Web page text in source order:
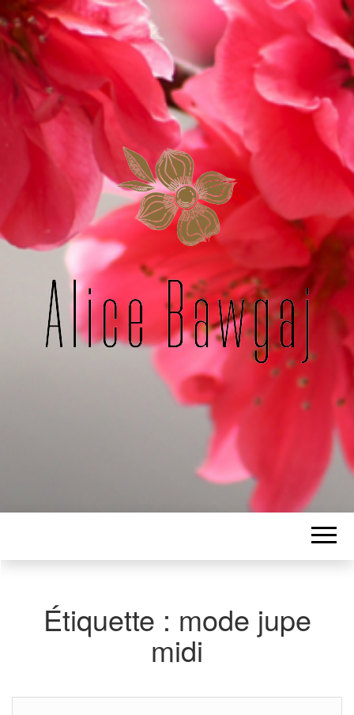
ALICE
BAWGAJ
Les petits mots d'Alice
Étiquette : mode jupe
midi